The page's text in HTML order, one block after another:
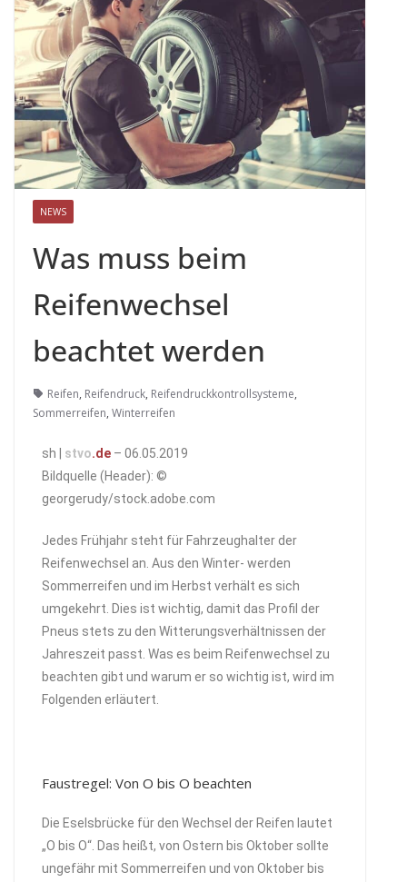
NEWS
Was muss beim
Reifenwechsel
beachtet werden
Reifen, Reifendruck, Reifendruckkontrollsysteme,
Sommerreifen, Winterreifen
sh | stvo.de – 06.05.2019
Bildquelle (Header): ©
georgerudy/stock.adobe.com
Jedes Frühjahr steht für Fahrzeughalter der
Reifenwechsel an. Aus den Winter- werden
Sommerreifen und im Herbst verhält es sich
umgekehrt. Dies ist wichtig, damit das Profil der
Pneus stets zu den Witterungsverhältnissen der
Jahreszeit passt. Was es beim Reifenwechsel zu
beachten gibt und warum er so wichtig ist, wird im
Folgenden erläutert.
Faustregel: Von O bis O beachten
Die Eselsbrücke für den Wechsel der Reifen lautet
„O bis O“. Das heißt, von Ostern bis Oktober sollte
ungefähr mit Sommerreifen und von Oktober bis